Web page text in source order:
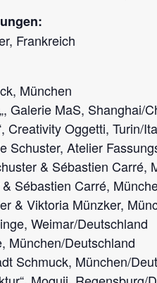
Frankreich
München
„, Galerie MaS, Shanghai/
Creativity Oggetti, Turin/
Schuster, Atelier
& Sébastien Carré,
Sébastien Carré,
& Viktoria Münzker,
Weimar/Deutschland
München/Deutschland
Schmuck, München/